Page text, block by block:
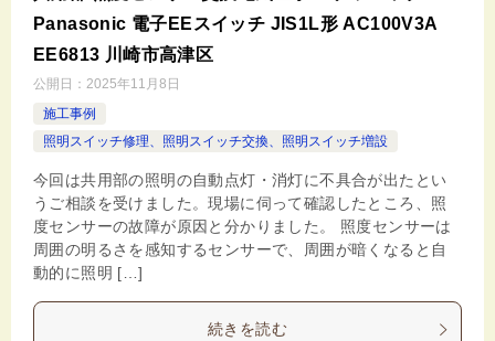
Panasonic 電子EEスイッチ JIS1L形 AC100V3A
EE6813 川崎市高津区
公開日： 2025年11月8日
施工事例
照明スイッチ修理、照明スイッチ交換、照明スイッチ増設
今回は共用部の照明の自動点灯・消灯に不具合が出たとい
うご相談を受けました。現場に伺って確認したところ、照
度センサーの故障が原因と分かりました。 照度センサーは
周囲の明るさを感知するセンサーで、周囲が暗くなると自
動的に照明 […]
続きを読む